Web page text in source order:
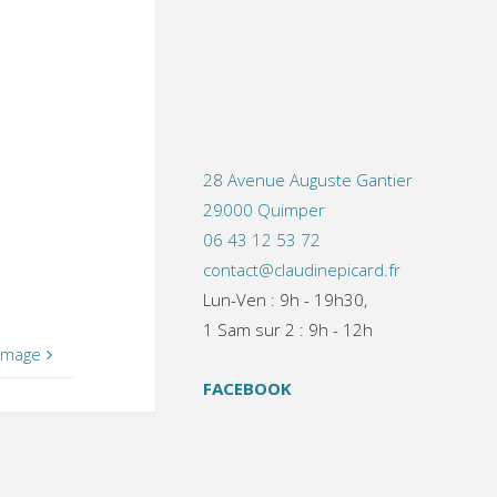
28 Avenue Auguste Gantier
29000 Quimper
06 43 12 53 72
contact@claudinepicard.fr
Lun-Ven : 9h - 19h30,
1 Sam sur 2 : 9h - 12h
FACEBOOK